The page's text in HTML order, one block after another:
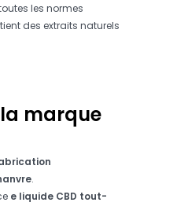
les normes
des extraits naturels
marque
.
e liquide CBD tout-